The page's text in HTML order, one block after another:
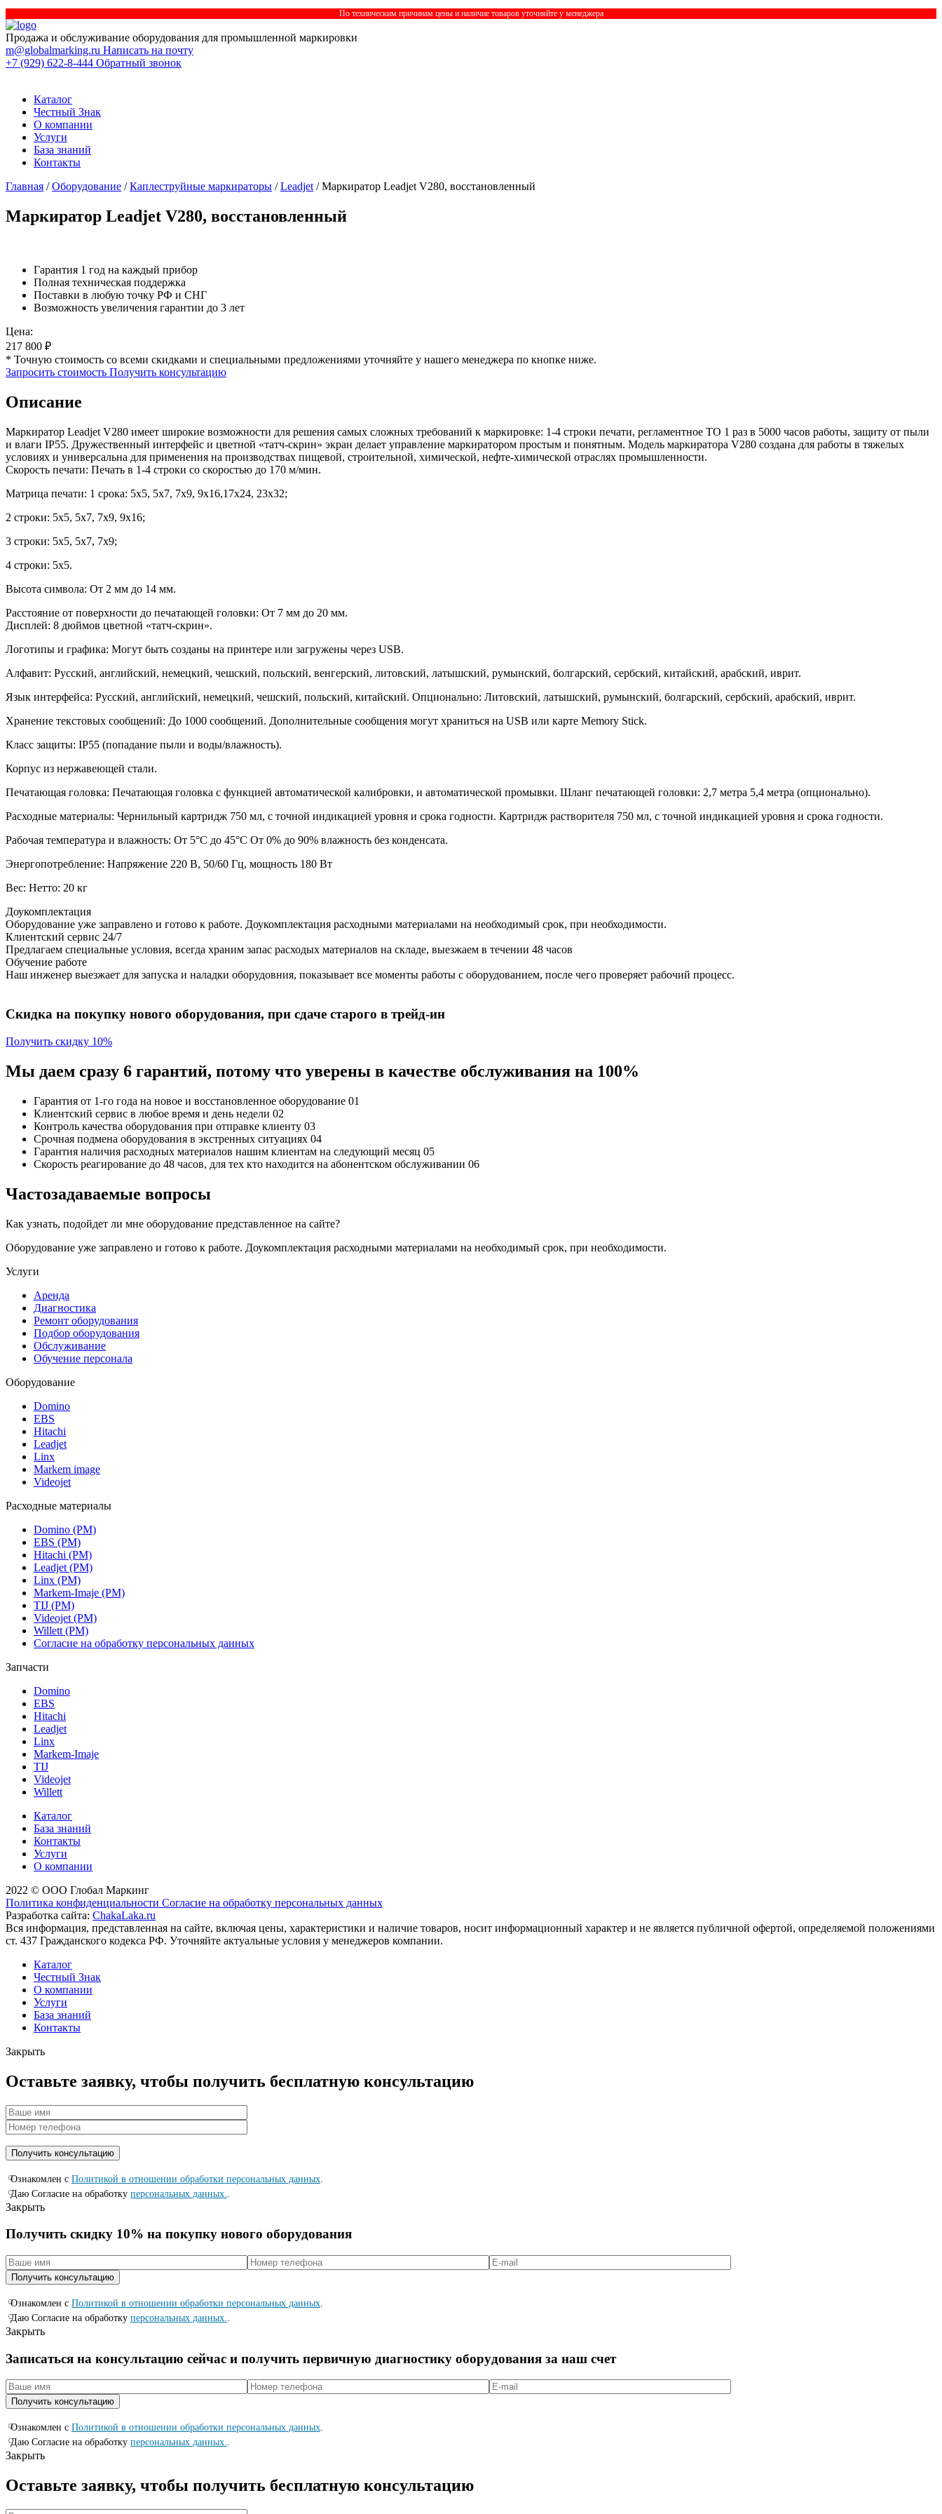
По техническим причинам цены и наличие товаров уточняйте у менеджера
Продажа и обслуживание оборудования для промышленной маркировки
m@globalmarking.ru Написать на почту
+7 (929) 622-8-444 Обратный звонок
Каталог
Честный Знак
О компании
Услуги
База знаний
Контакты
Главная /Оборудование /Каплеструйные маркираторы /Leadjet / Маркиратор Leadjet V280, восстановленный
Маркиратор Leadjet V280, восстановленный
Гарантия 1 год на каждый прибор
Полная техническая поддержка
Поставки в любую точку РФ и СНГ
Возможность увеличения гарантии до 3 лет
Цена:
217 800 ₽
* Точную стоимость со всеми скидками и специальными предложениями уточняйте у нашего менеджера по кнопке ниже.
Запросить стоимость Получить консультацию
Описание
Маркиратор Leadjet V280 имеет широкие возможности для решения самых сложных требований к маркировке: 1-4 строки печати, регламентное ТО 1 раз в 5000 часов работы, защиту от пыли
и влаги IP55. Дружественный интерфейс и цветной «татч-скрин» экран делает управление маркиратором простым и понятным. Модель маркиратора V280 создана для работы в тяжелых
условиях и универсальна для применения на производствах пищевой, строительной, химической, нефте-химической отраслях промышленности.
Скорость печати: Печать в 1-4 строки со скоростью до 170 м/мин.
Матрица печати: 1 срока: 5х5, 5х7, 7х9, 9х16,17х24, 23х32;
2 строки: 5х5, 5х7, 7х9, 9х16;
3 строки: 5х5, 5х7, 7х9;
4 строки: 5х5.
Высота символа: От 2 мм до 14 мм.
Расстояние от поверхности до печатающей головки: От 7 мм до 20 мм.
Дисплей: 8 дюймов цветной «татч-скрин».
Логотипы и графика: Могут быть созданы на принтере или загружены через USB.
Алфавит: Русский, английский, немецкий, чешский, польский, венгерский, литовский, латышский, румынский, болгарский, сербский, китайский, арабский, иврит.
Язык интерфейса: Русский, английский, немецкий, чешский, польский, китайский. Опционально: Литовский, латышский, румынский, болгарский, сербский, арабский, иврит.
Хранение текстовых сообщений: До 1000 сообщений. Дополнительные сообщения могут храниться на USB или карте Memory Stick.
Класс защиты: IP55 (попадание пыли и воды/влажность).
Корпус из нержавеющей стали.
Печатающая головка: Печатающая головка с функцией автоматической калибровки, и автоматической промывки. Шланг печатающей головки: 2,7 метра 5,4 метра (опционально).
Расходные материалы: Чернильный картридж 750 мл, с точной индикацией уровня и срока годности. Картридж растворителя 750 мл, с точной индикацией уровня и срока годности.
Рабочая температура и влажность: От 5°С до 45°С От 0% до 90% влажность без конденсата.
Энергопотребление: Напряжение 220 В, 50/60 Гц, мощность 180 Вт
Вес: Нетто: 20 кг
Доукомплектация
Оборудование уже заправлено и готово к работе. Доукомплектация расходными материалами на необходимый срок, при необходимости.
Клиентский сервис 24/7
Предлагаем специальные условия, всегда храним запас расходых материалов на складе, выезжаем в течении 48 часов
Обучение работе
Наш инженер выезжает для запуска и наладки оборудовния, показывает все моменты работы с оборудованием, после чего проверяет рабочий процесс.
Скидка на покупку нового оборудования, при сдаче старого в трейд-ин
Получить скидку 10%
Мы даем сразу 6 гарантий, потому что уверены в качестве обслуживания на 100%
Гарантия от 1-го года на новое и восстановленное оборудование 01
Клиентский сервис в любое время и день недели 02
Контроль качества оборудования при отправке клиенту 03
Срочная подмена оборудования в экстренных ситуациях 04
Гарантия наличия расходных материалов нашим клиентам на следующий месяц 05
Скорость реагирование до 48 часов, для тех кто находится на абонентском обслуживании 06
Частозадаваемые вопросы
Как узнать, подойдет ли мне оборудование представленное на сайте?
Оборудование уже заправлено и готово к работе. Доукомплектация расходными материалами на необходимый срок, при необходимости.
Услуги
Аренда
Диагностика
Ремонт оборудования
Подбор оборудования
Обслуживание
Обучение персонала
Оборудование
Domino
EBS
Hitachi
Leadjet
Linx
Markem image
Videojet
Расходные материалы
Domino (РМ)
EBS (РМ)
Hitachi (РМ)
Leadjet (РМ)
Linx (РМ)
Markem-Imaje (РМ)
TIJ (РМ)
Videojet (РМ)
Willett (РМ)
Согласие на обработку персональных данных
Запчасти
Domino
EBS
Hitachi
Leadjet
Linx
Markem-Imaje
TIJ
Videojet
Willett
Каталог
База знаний
Контакты
Услуги
О компании
2022 © ООО Глобал Маркинг
Политика конфиденциальности Согласие на обработку персональных данных
Разработка сайта: ChakaLaka.ru
Вся информация, представленная на сайте, включая цены, характеристики и наличие товаров, носит информационный характер и не является публичной офертой, определяемой положениями
ст. 437 Гражданского кодекса РФ. Уточняйте актуальные условия у менеджеров компании.
Каталог
Честный Знак
О компании
Услуги
База знаний
Контакты
Закрыть
Оставьте заявку, чтобы получить бесплатную консультацию
Ознакомлен с Политикой в отношении обработки персональных данных
Даю Согласие на обработку персональных данных.
Закрыть
Получить скидку 10% на покупку нового оборудования
Ознакомлен с Политикой в отношении обработки персональных данных
Даю Согласие на обработку персональных данных.
Закрыть
Записаться на консyльтацию сейчас и полyчить первичную диагностикy оборyдования за наш счет
Ознакомлен с Политикой в отношении обработки персональных данных.
Даю Согласие на обработку персональных данных..
Закрыть
Оставьте заявку, чтобы получить бесплатную консультацию